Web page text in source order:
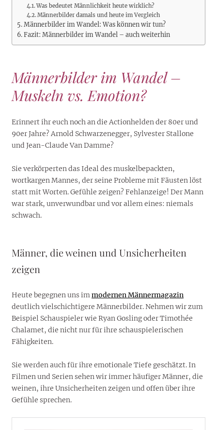
Was bedeutet Männlichkeit heute wirklich?
Männerbilder damals und heute im Vergleich
Männerbilder im Wandel: Was können wir tun?
Fazit: Männerbilder im Wandel – auch weiterhin
Männerbilder im Wandel –
Muskeln vs. Emotion?
Erinnert ihr euch noch an die Actionhelden der 80er und
90er Jahre? Arnold Schwarzenegger, Sylvester Stallone
und Jean-Claude Van Damme?
Sie verkörperten das Ideal des muskelbepackten,
wortkargen Mannes, der seine Probleme mit Fäusten löst
statt mit Worten. Gefühle zeigen? Fehlanzeige! Der Mann
war stark, unverwundbar und vor allem eines: niemals
schwach.
Männer, die weinen und Unsicherheiten
zeigen
Heute begegnen uns immodernen Männermagazin
deutlich vielschichtigere Männerbilder. Nehmen wir zum
Beispiel Schauspieler wie Ryan Gosling oder Timothée
Chalamet, die nicht nur für ihre schauspielerischen
Fähigkeiten.
Sie werden auch für ihre emotionale Tiefe geschätzt. In
Filmen und Serien sehen wir immer häufiger Männer, die
weinen, ihre Unsicherheiten zeigen und offen über ihre
Gefühle sprechen.